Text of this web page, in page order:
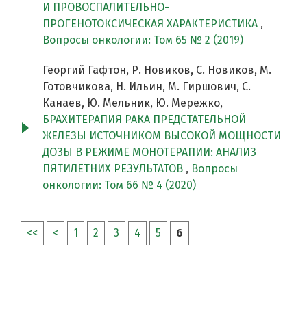
И ПРОВОСПАЛИТЕЛЬНО-
ПРОГЕНОТОКСИЧЕСКАЯ ХАРАКТЕРИСТИКА ,
Вопросы онкологии: Том 65 № 2 (2019)
Георгий Гафтон, Р. Новиков, С. Новиков, М.
Готовчикова, Н. Ильин, М. Гиршович, С.
Канаев, Ю. Мельник, Ю. Мережко,
БРАХИТЕРАПИЯ РАКА ПРЕДСТАТЕЛЬНОЙ
ЖЕЛЕЗЫ ИСТОЧНИКОМ ВЫСОКОЙ МОЩНОСТИ
ДОЗЫ В РЕЖИМЕ МОНОТЕРАПИИ: АНАЛИЗ
ПЯТИЛЕТНИХ РЕЗУЛЬТАТОВ , Вопросы
онкологии: Том 66 № 4 (2020)
<< < 1 2 3 4 5 6